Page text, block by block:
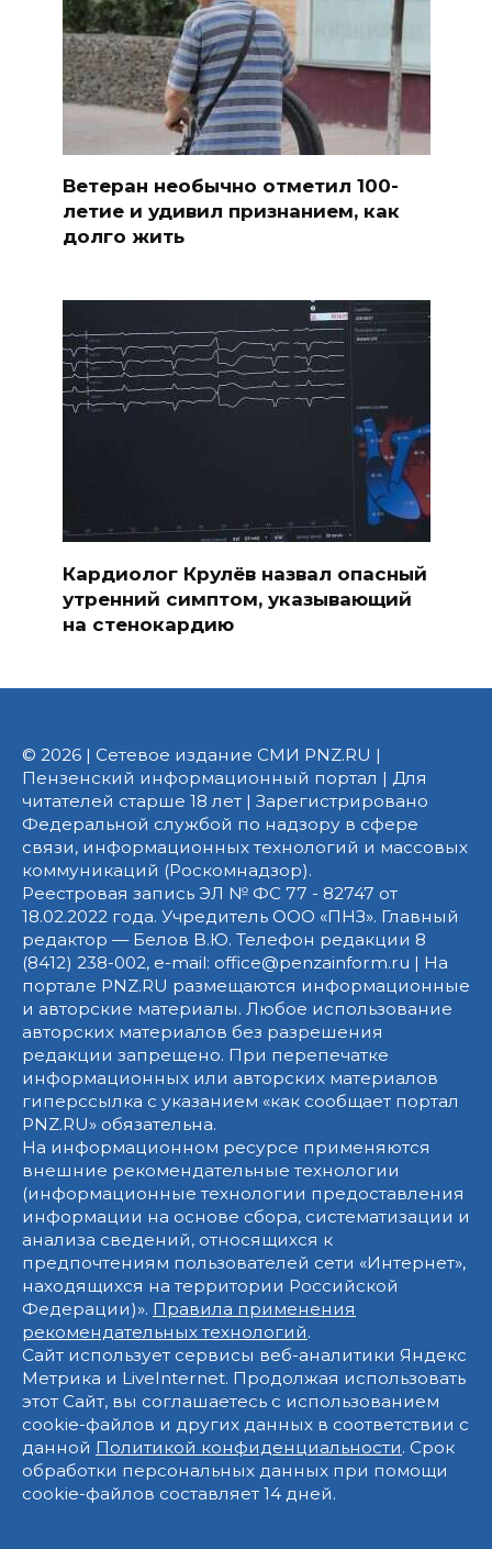
Ветеран необычно отметил 100-
летие и удивил признанием, как
долго жить
Кардиолог Крулёв назвал опасный
утренний симптом, указывающий
на стенокардию
© 2026 | Сетевое издание СМИ PNZ.RU |
Пензенский информационный портал | Для
читателей старше 18 лет | Зарегистрировано
Федеральной службой по надзору в сфере
связи, информационных технологий и массовых
коммуникаций (Роскомнадзор).
Реестровая запись ЭЛ № ФС 77 - 82747 от
18.02.2022 года. Учредитель ООО «ПНЗ». Главный
редактор — Белов В.Ю. Телефон редакции 8
(8412) 238-002, e-mail: office@penzainform.ru | На
портале PNZ.RU размещаются информационные
и авторские материалы. Любое использование
авторских материалов без разрешения
редакции запрещено. При перепечатке
информационных или авторских материалов
гиперссылка с указанием «как сообщает портал
PNZ.RU» обязательна.
На информационном ресурсе применяются
внешние рекомендательные технологии
(информационные технологии предоставления
информации на основе сбора, систематизации и
анализа сведений, относящихся к
предпочтениям пользователей сети «Интернет»,
находящихся на территории Российской
Федерации)». Правила применения
рекомендательных технологий.
Сайт использует сервисы веб-аналитики Яндекс
Метрика и LiveInternet. Продолжая использовать
этот Сайт, вы соглашаетесь с использованием
cookie-файлов и других данных в соответствии с
данной Политикой конфиденциальности. Срок
обработки персональных данных при помощи
cookie-файлов составляет 14 дней.